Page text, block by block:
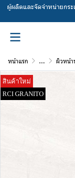
ผู้ผลิตและจัดจำหน่ายกระ
หน้าแรก ... ผิวหน้
สินค้าใหม่
RCI GRANITO